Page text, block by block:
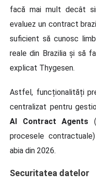
facă mai mult decât
evaluez un contract
suficient să cunosc
reale din Brazilia și să
explicat Thygesen.
Astfel, funcționalități
centralizat pentru
AI Contract Agents
procesele
abia din 2026.
Securitatea datelor